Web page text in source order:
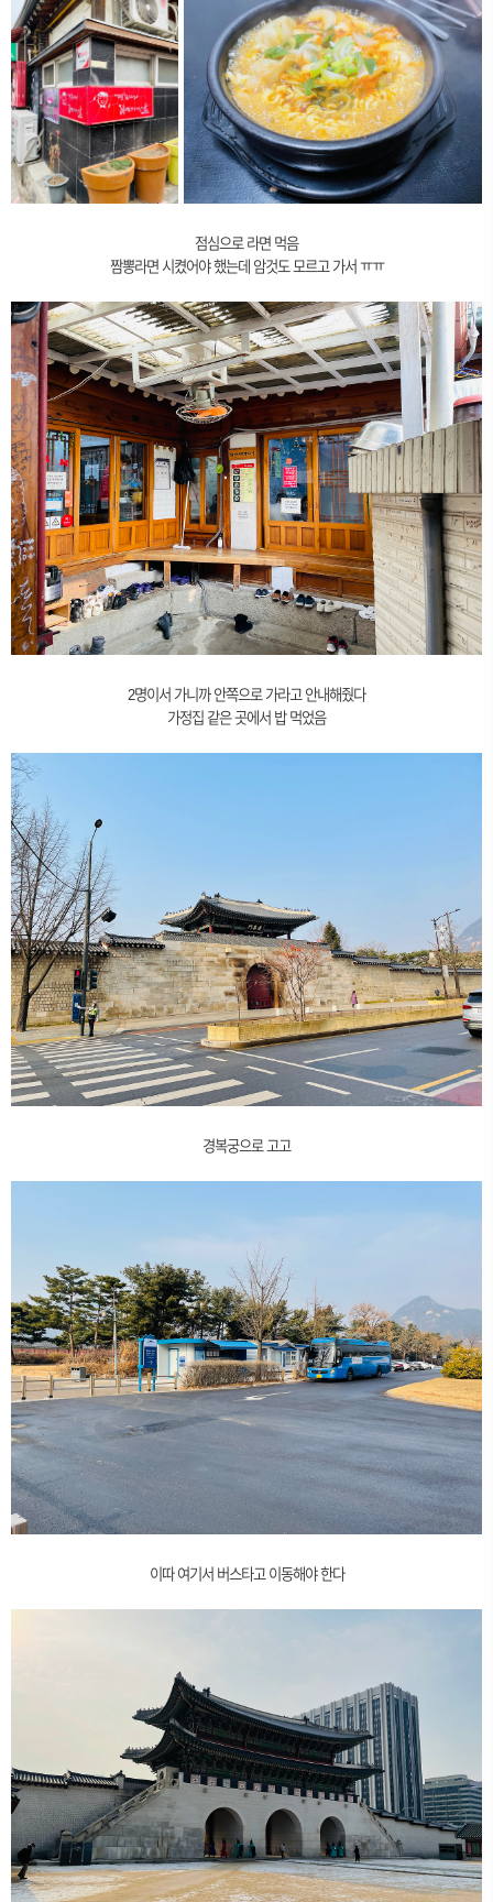
점심으로 라면 먹음
짬뽕라면 시켰어야 했는데 암것도 모르고 가서 ㅠㅠ
2명이서 가니까 안쪽으로 가라고 안내해줬다
가정집 같은 곳에서 밥 먹었음
경복궁으로 고고
이따 여기서 버스타고 이동해야 한다